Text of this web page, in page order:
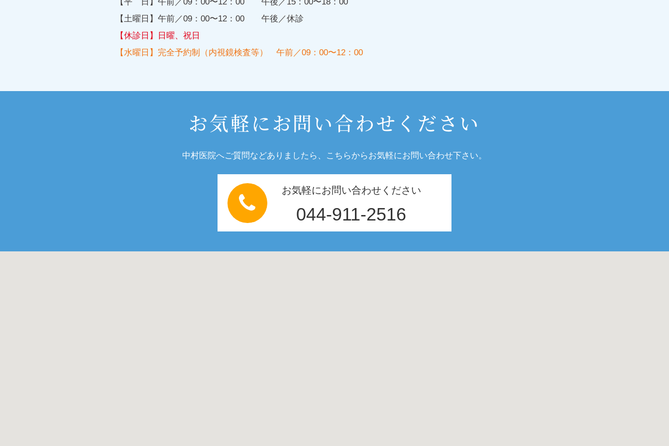
【土曜日】 午前／09：00〜12：00 午後／休診
【休診日】
日曜、祝日
【水曜日】 完全予約制（内視鏡検査等） 午前／09：00〜12：00
お気軽にお問い合わせください
中村医院へご質問などありましたら、こちらからお気軽にお問い合わせ下さい。
お気軽にお問い合わせください
044-911-2516